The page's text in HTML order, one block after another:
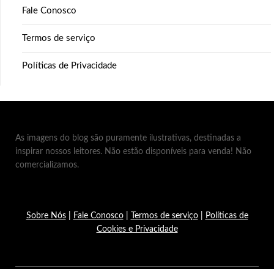
Fale Conosco
Termos de serviço
Políticas de Privacidade
As imagens do blog são puramente ilustrativas, destinadas a
inspirar nossos leitores. Não estão disponíveis para venda! Não
comercializamos.
Sobre Nós| Fale Conosco| Termos de serviço|
Políticas de
Cookies e Privacidade